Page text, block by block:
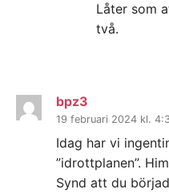
Låter som
två.
bpz3
19 februari 2024 kl.
Idag har vi
”idrottplanen”.
Synd att du